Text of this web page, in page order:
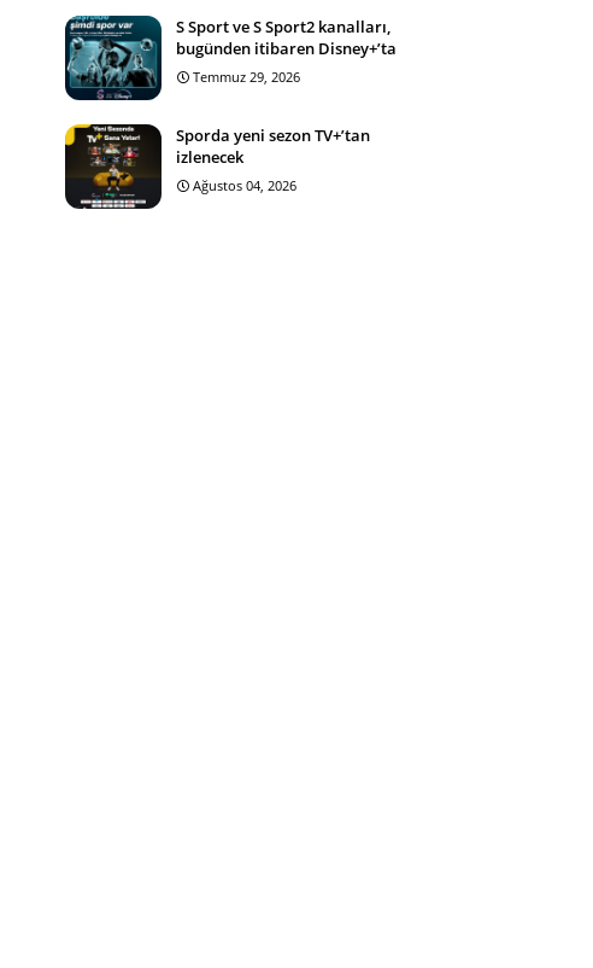
S Sport ve S Sport2 kanalları,
bugünden itibaren Disney+’ta
Temmuz 29, 2026
Sporda yeni sezon TV+’tan
izlenecek
Ağustos 04, 2026